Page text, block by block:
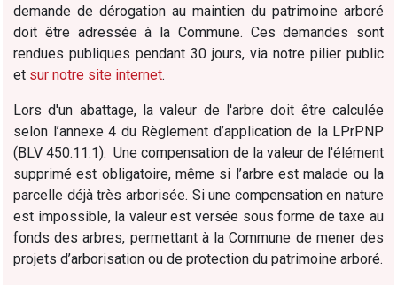
demande de dérogation au maintien du patrimoine arboré
doit être adressée à la Commune. Ces demandes sont
rendues publiques pendant 30 jours, via notre pilier public
et sur notre site internet.
Lors d'un abattage, la valeur de l'arbre doit être calculée
selon l’annexe 4 du Règlement d’application de la LPrPNP
(BLV 450.11.1). Une compensation de la valeur de l'élément
supprimé est obligatoire, même si l’arbre est malade ou la
parcelle déjà très arborisée. Si une compensation en nature
est impossible, la valeur est versée sous forme de taxe au
fonds des arbres, permettant à la Commune de mener des
projets d’arborisation ou de protection du patrimoine arboré.